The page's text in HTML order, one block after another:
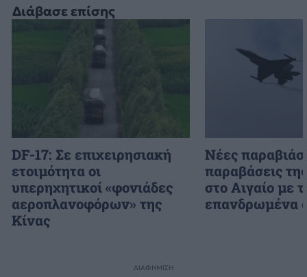
Διάβασε επίσης
DF-17: Σε επιχειρησιακή
ετοιμότητα οι
υπερηχητικοί «φονιάδες
αεροπλανοφόρων» της
Κίνας
Νέες
παραβάσεις
στο Αιγαίο με
επανδρωμένα
ΔΙΑΦΗΜΙΣΗ